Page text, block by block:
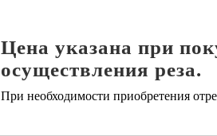
Цена указана при
осуществления реза.
При необходимости приобретения